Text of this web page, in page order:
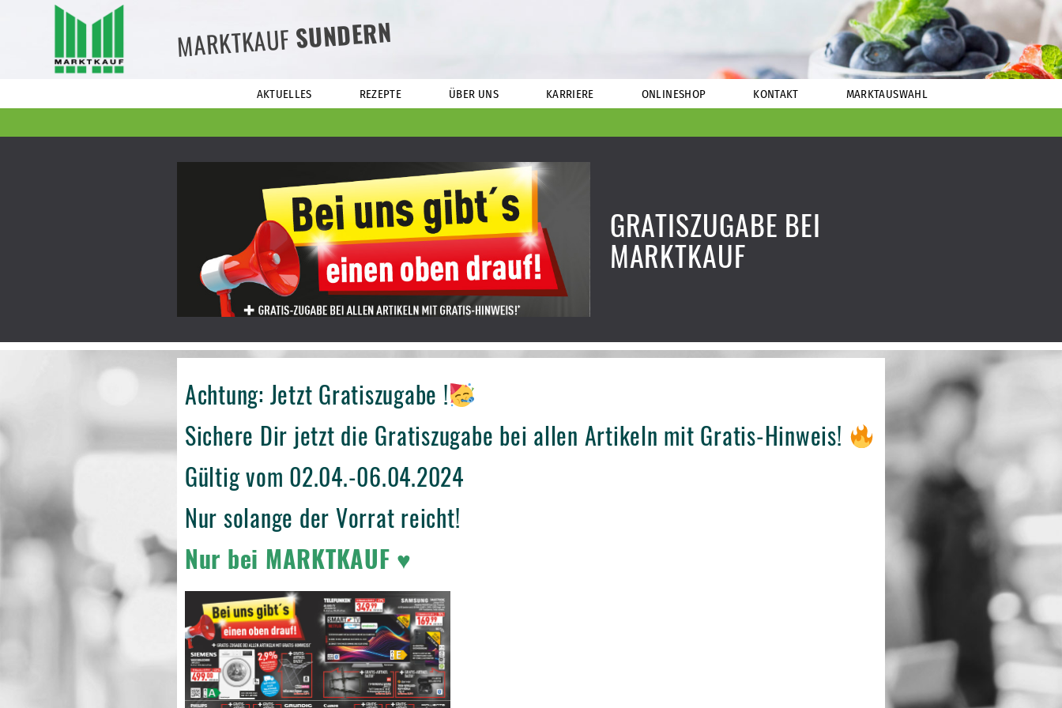
MARKTKAUFSUNDERN
AKTUELLES REZEPTE ÜBER UNS KARRIERE ONLINESHOP KONTAKT MARKTAUSWAHL
GRATISZUGABE BEI
MARKTKAUF
Achtung: Jetzt Gratiszugabe !
Sichere Dir jetzt die Gratiszugabe bei allen Artikeln mit Gratis-Hinweis!
Gültig vom 02.04.-06.04.2024
Nur solange der Vorrat reicht!
Nur bei MARKTKAUF ♥